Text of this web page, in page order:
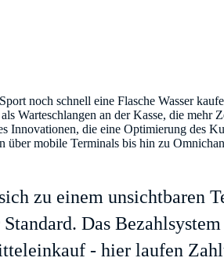
noch schnell eine Flasche Wasser
Warteschlangen an der Kasse, die
Innovationen, die eine Optimierung des
über mobile Terminals bis hin zu
zu einem unsichtbaren
Das
- hier laufen